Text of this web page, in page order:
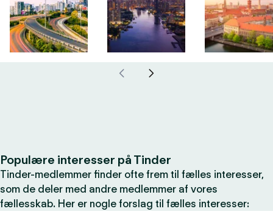
Populære interesser på Tinder
Tinder-medlemmer finder ofte frem til fælles interesser,
som de deler med andre medlemmer af vores
fællesskab. Her er nogle forslag til fælles interesser: